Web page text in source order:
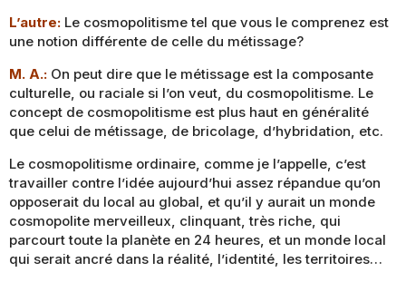
L’autre: Le cosmopolitisme tel que vous le comprenez est
une notion différente de celle du métissage?
M. A.: On peut dire que le métissage est la composante
culturelle, ou raciale si l’on veut, du cosmopolitisme. Le
concept de cosmopolitisme est plus haut en généralité
que celui de métissage, de bricolage, d’hybridation, etc.
Le cosmopolitisme ordinaire, comme je l’appelle, c’est
travailler contre l’idée aujourd’hui assez répandue qu’on
opposerait du local au global, et qu’il y aurait un monde
cosmopolite merveilleux, clinquant, très riche, qui
parcourt toute la planète en 24 heures, et un monde local
qui serait ancré dans la réalité, l’identité, les territoires…